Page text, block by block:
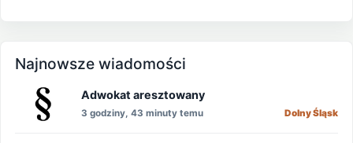
Najnowsze wiadomości
Adwokat aresztowany
3 godziny, 43 minuty temu Dolny Śląsk